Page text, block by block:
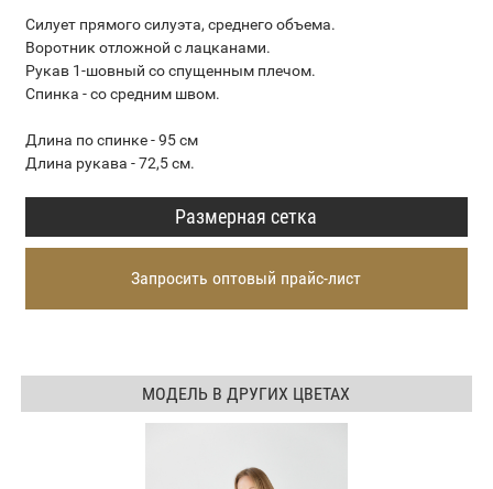
Силует прямого силуэта, среднего объема.
Воротник отложной с лацканами.
Рукав 1-шовный со спущенным плечом.
Спинка - со средним швом.
Длина по спинке - 95 см
Длина рукава - 72,5 см.
Размерная сетка
Запросить оптовый прайс-лист
МОДЕЛЬ В ДРУГИХ ЦВЕТАХ